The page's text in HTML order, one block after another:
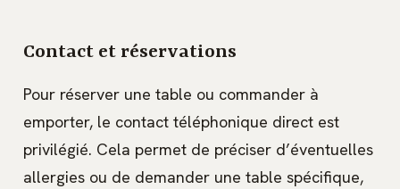
Contact et réservations
Pour réserver une table ou commander à
emporter, le contact téléphonique direct est
privilégié. Cela permet de préciser d’éventuelles
allergies ou de demander une table spécifique,